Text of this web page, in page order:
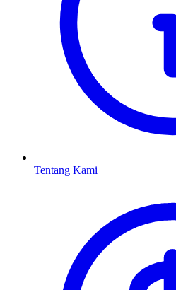
Tentang Kami